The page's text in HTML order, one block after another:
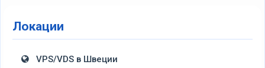
Локации
VPS/VDS в Швеции